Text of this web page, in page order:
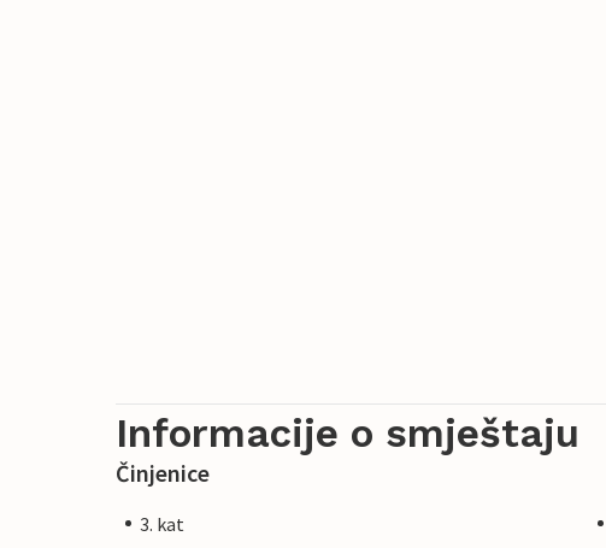
Informacije o smještaju
Činjenice
3. kat